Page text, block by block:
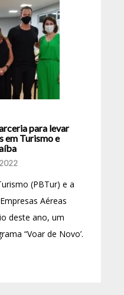
para levar
em Turismo e
(PBTur) e a
Aéreas
deste ano, um
“Voar de Novo’.